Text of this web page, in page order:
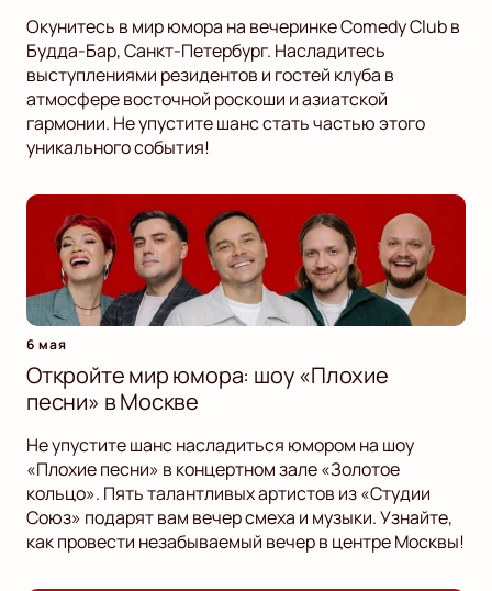
Окунитесь в мир юмора на вечеринке Comedy Club в
Будда-Бар, Санкт-Петербург. Насладитесь
выступлениями резидентов и гостей клуба в
атмосфере восточной роскоши и азиатской
гармонии. Не упустите шанс стать частью этого
уникального события!
6 мая
Откройте мир юмора: шоу «Плохие
песни» в Москве
Не упустите шанс насладиться юмором на шоу
«Плохие песни» в концертном зале «Золотое
кольцо». Пять талантливых артистов из «Студии
Союз» подарят вам вечер смеха и музыки. Узнайте,
как провести незабываемый вечер в центре Москвы!